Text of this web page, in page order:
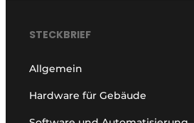
STECKBRIEF
Allgemein
Hardware für Gebäude